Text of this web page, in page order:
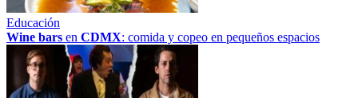
Educación
Wine bars en CDMX: comida y copeo en pequeños espacios